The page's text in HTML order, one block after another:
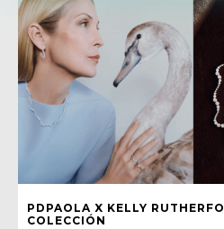
PDPAOLA X KELLY
COLECCIÓN